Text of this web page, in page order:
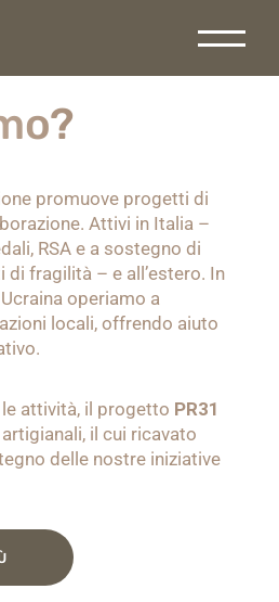
odv
promuove progetti di
Attivi in Italia –
RSA e a sostegno di
fragilità – e all’estero. In
operiamo a
locali, offrendo aiuto
attività, il progetto PR31
il cui ricavato
delle nostre iniziative